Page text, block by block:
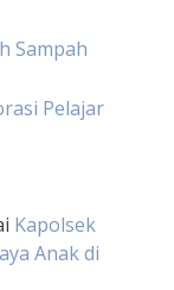
Sampah
Pelajar
Kapolsek
Anak di